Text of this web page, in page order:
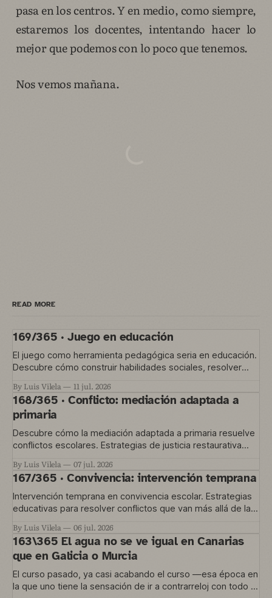
pasa en los centros. Y en medio, como siempre,
estaremos los docentes, intentando hacer lo
mejor que podemos con lo poco que tenemos.
Nos vemos mañana.
READ MORE
169/365 · Juego en educación
El juego como herramienta pedagógica seria en educación.
Descubre cómo construir habilidades sociales, resolver
By Luis Vilela 11 jul. 2026
168/365 · Conflicto: mediación adaptada a
primaria
Descubre cómo la mediación adaptada a primaria resuelve
conflictos escolares. Estrategias de justicia restaurativa
By Luis Vilela 07 jul. 2026
167/365 · Convivencia: intervención temprana
Intervención temprana en convivencia escolar. Estrategias
educativas para resolver conflictos que van más allá de las
By Luis Vilela 06 jul. 2026
163\365 El agua no se ve igual en Canarias
que en Galicia o Murcia
El curso pasado, ya casi acabando el curso —esa época en
la que uno tiene la sensación de ir a contrarreloj con todo lo